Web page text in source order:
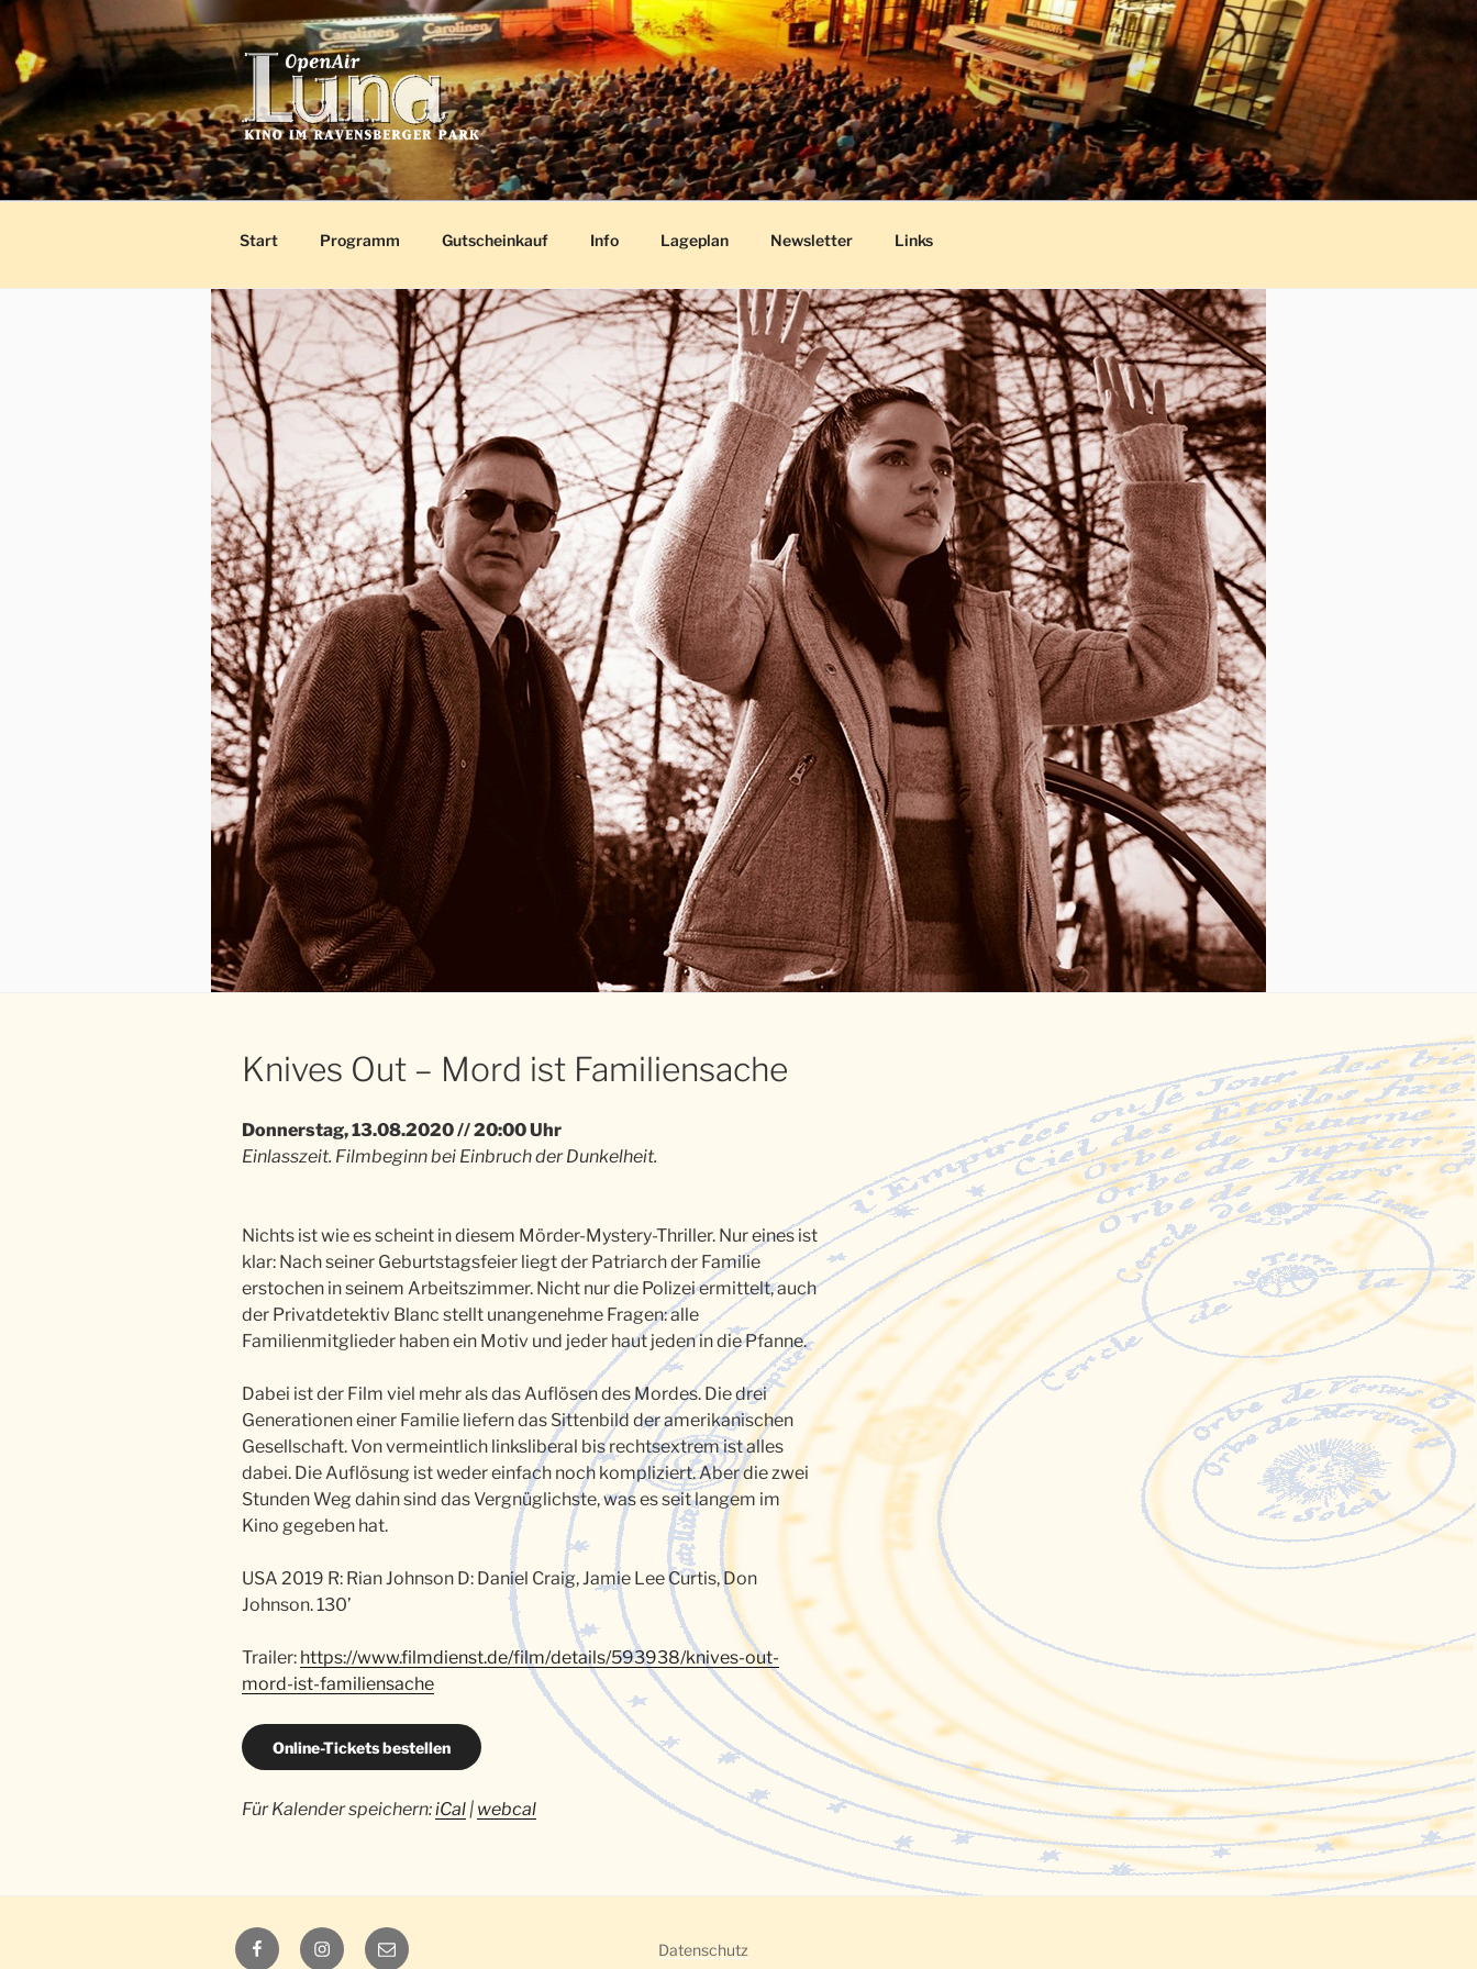
Zum
Inhalt
springen
LUNA KINO
Open-Air-Kino im Ravensberger Park
Start Programm Gutscheinkauf Info Lageplan Newsletter Links
Knives Out – Mord ist Familiensache
Donnerstag, 13.08.2020 // 20:00 Uhr
Einlasszeit. Filmbeginn bei Einbruch der Dunkelheit.
Nichts ist wie es scheint in diesem Mörder-Mystery-Thriller. Nur eines ist
klar: Nach seiner Geburtstagsfeier liegt der Patriarch der Familie
erstochen in seinem Arbeitszimmer. Nicht nur die Polizei ermittelt, auch
der Privatdetektiv Blanc stellt unangenehme Fragen: alle
Familienmitglieder haben ein Motiv und jeder haut jeden in die Pfanne.
Dabei ist der Film viel mehr als das Auflösen des Mordes. Die drei
Generationen einer Familie liefern das Sittenbild der amerikanischen
Gesellschaft. Von vermeintlich linksliberal bis rechtsextrem ist alles
dabei. Die Auflösung ist weder einfach noch kompliziert. Aber die zwei
Stunden Weg dahin sind das Vergnüglichste, was es seit langem im
Kino gegeben hat.
USA 2019 R: Rian Johnson D: Daniel Craig, Jamie Lee Curtis, Don
Johnson. 130’
Trailer: https://www.filmdienst.de/film/details/593938/knives-out-
mord-ist-familiensache
Online-Tickets bestellen
Für Kalender speichern:iCal | webcal
Luna
Luna
E-
Datenschutz